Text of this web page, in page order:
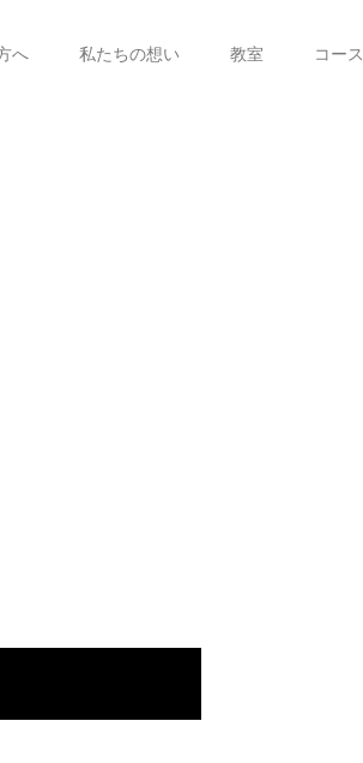
へ 私たちの想い 教室 コース